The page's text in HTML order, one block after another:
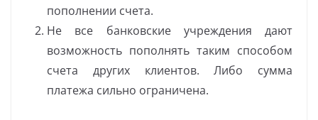
пополнении счета.
Не все банковские учреждения дают
возможность пополнять таким способом
счета других клиентов. Либо сумма
платежа сильно ограничена.